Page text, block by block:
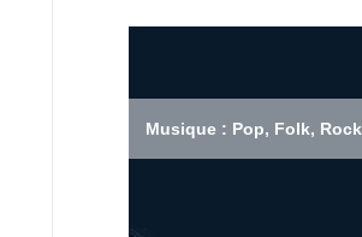
Musique : Pop, Folk, Rock